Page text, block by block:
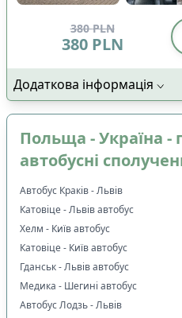
380 PLN
380 PLN
Додаткова інформація
Польща - Україна -
автобусні
Автобус Краків - Львів
Катовіце - Львів автобус
Хелм - Київ автобус
Катовіце - Київ автобус
Гданськ - Львів автобус
Медика - Шегині автобус
Автобус Лодзь - Львів